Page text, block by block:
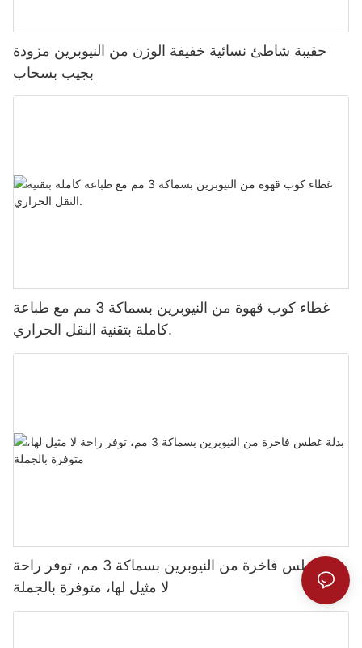
حقيبة شاطئ نسائية خفيفة الوزن من النيوبرين مزودة
بجيب بسحاب
غطاء كوب قهوة من النيوبرين بسماكة 3 مم مع طباعة
كاملة بتقنية النقل الحراري.
بدلة غطس فاخرة من النيوبرين بسماكة 3 مم، توفر راحة
لا مثيل لها، متوفرة بالجملة